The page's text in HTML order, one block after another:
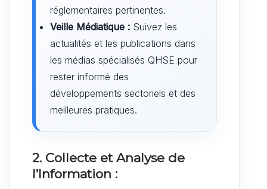
réglementaires pertinentes.
Veille Médiatique : Suivez les
actualités et les publications dans
les médias spécialisés QHSE pour
rester informé des
développements sectoriels et des
meilleures pratiques.
2. Collecte et Analyse de
l’Information :